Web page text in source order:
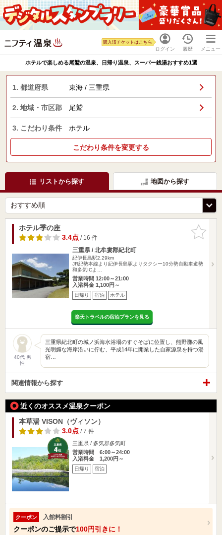
ログイン
購入済チケットはこちら
履歴 メニュー
ホテルで楽しめる尾鷲の温泉、日帰り温泉、スーパー銭湯おすすめ1選
1. 都道府県 東海 / 三重県
2. 地域・市区郡 尾鷲
3. こだわり条件 ホテル
こだわり条件を変更する
リストから探す 地図から探す
お気に入
りに追加
ホテル季の座
3.4点/ 16 件
三重県 / 北牟婁郡紀北町
紀伊長島駅2.29km
JR紀勢本線より紀伊長島駅よりタクシー10分勢自動車道勢
和多気ICよ…
営業時間 12:00～21:00
入浴料金 1,100円～
日帰り 宿泊 ホテル
楽天トラベルの宿泊プランを見る
40代 男
性
三重県紀北町の城ノ浜海水浴場のすぐそばに位置し、熊野灘の風
光明媚な海岸沿いに佇む、平成14年に開業した自家源泉を持つ湯
宿…
関連情報から探す
近くのオススメ温泉クーポン
本草湯 VISON（ヴィソン）
3.0点/ 7 件
三重県 / 多気郡多気町
営業時間 6:00～24:00
入浴料金 1,200円～
日帰り 宿泊
クーポン 入館料割引
クーポンのご提示で100円引きに！